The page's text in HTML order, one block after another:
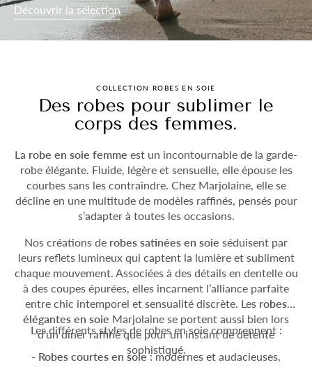
Découvrir la sélection
COLLECTION ROBES EN SOIE
Des robes pour sublimer le
corps des femmes.
La robe en soie femme est un incontournable de la garde-
robe élégante. Fluide, légère et sensuelle, elle épouse les
courbes sans les contraindre. Chez Marjolaine, elle se
décline en une multitude de modèles raffinés, pensés pour
s’adapter à toutes les occasions.
Nos créations de robes satinées en soie séduisent par
leurs reflets lumineux qui captent la lumière et subliment
chaque mouvement. Associées à des détails en dentelle ou
à des coupes épurées, elles incarnent l’alliance parfaite
entre chic intemporel et sensualité discrète. Les robes
élégantes en soie Marjolaine se portent aussi bien lors
d’un dîner raffiné que pour un instant de détente
sophistiqué.
Les différents styles de robes en soie comprennent :
- Robes courtes en soie: modernes et audacieuses,